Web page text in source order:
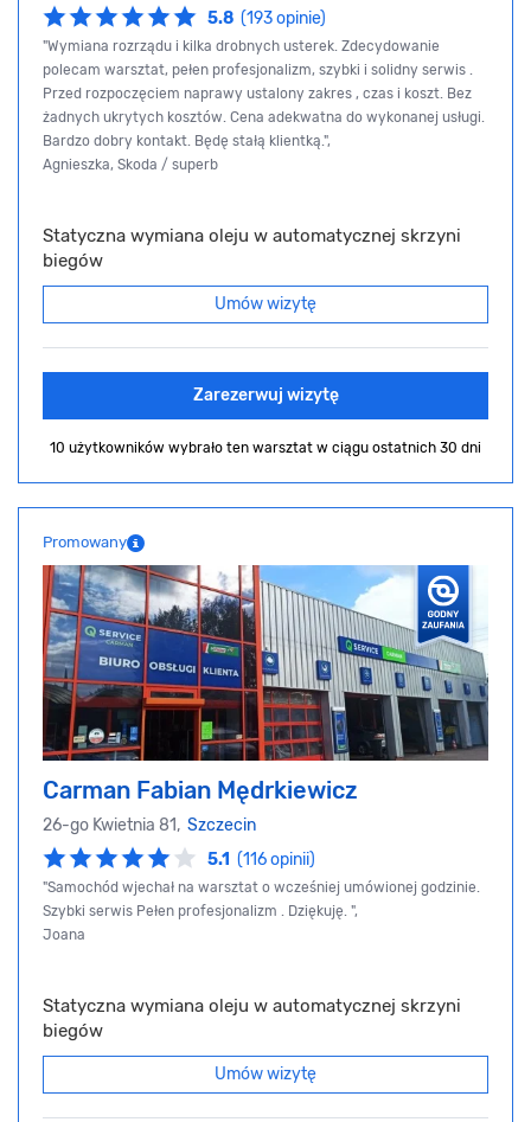
5.8 (193 opinie)
"Wymiana rozrządu i kilka drobnych usterek. Zdecydowanie
polecam warsztat, pełen profesjonalizm, szybki i solidny serwis .
Przed rozpoczęciem naprawy ustalony zakres , czas i koszt. Bez
żadnych ukrytych kosztów. Cena adekwatna do wykonanej usługi.
Bardzo dobry kontakt. Będę stałą klientką.",
Agnieszka, Skoda / superb
Statyczna wymiana oleju w automatycznej skrzyni
biegów
Umów wizytę
Zarezerwuj wizytę
10 użytkowników wybrało ten warsztat w ciągu ostatnich 30 dni
Promowany
Carman Fabian Mędrkiewicz
26-go Kwietnia 81, Szczecin
5.1 (116 opinii)
"Samochód wjechał na warsztat o wcześniej umówionej godzinie.
Szybki serwis Pełen profesjonalizm . Dziękuję. ",
Joana
Statyczna wymiana oleju w automatycznej skrzyni
biegów
Umów wizytę